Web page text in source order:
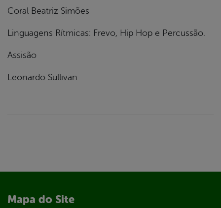
Coral Beatriz Simões
Linguagens Rítmicas: Frevo, Hip Hop e Percussão.
Assisão
Leonardo Sullivan
Mapa do Site